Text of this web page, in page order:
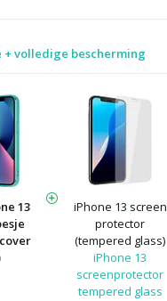
+ volledige bescherming
13
iPhone 13 screen
protector
(tempered glass)
iPhone 13
screenprotector
tempered glass